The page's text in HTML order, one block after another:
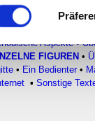
durch aktives
darüber, wie
Abschnitt
um
▪ HEINRICH VON
Aspekte•
FIGUREN •
• Ein Bedienter•
▪ Sonstige